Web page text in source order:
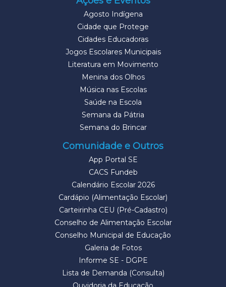
Agosto Indígena
Cidade que Protege
Cidades Educadoras
Jogos Escolares Municipais
Literatura em Movimento
Menina dos Olhos
Música nas Escolas
Saúde na Escola
Semana da Pátria
Semana do Brincar
Comunidade e Outros
App Portal SE
CACS Fundeb
Calendário Escolar 2026
Cardápio (Alimentação Escolar)
Carteirinha CEU (Pré-Cadastro)
Conselho de Alimentação Escolar
Conselho Municipal de Educação
Galeria de Fotos
Informe SE - DGPE
Lista de Demanda (Consulta)